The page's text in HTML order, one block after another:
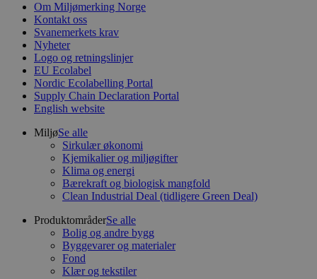
Om Miljømerking Norge
Kontakt oss
Svanemerkets krav
Nyheter
Logo og retningslinjer
EU Ecolabel
Nordic Ecolabelling Portal
Supply Chain Declaration Portal
English website
MiljøSe alle
Sirkulær økonomi
Kjemikalier og miljøgifter
Klima og energi
Bærekraft og biologisk mangfold
Clean Industrial Deal (tidligere Green Deal)
ProduktområderSe alle
Bolig og andre bygg
Byggevarer og materialer
Fond
Klær og tekstiler